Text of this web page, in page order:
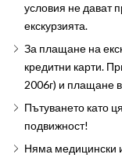
условия не дават
екскурзията.
За плащане на
кредитни карти.
2006г) и плащане
Пътуването като
подвижност!
Няма медицински